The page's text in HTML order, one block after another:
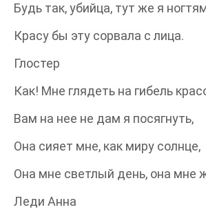
Будь так, убийца, тут же я
Красу бы эту сорвала с лица.
Глостер
Как! Мне глядеть на гибель
Вам на нее не дам я посягнуть,
Она сияет мне, как миру солнце,
Она мне светлый день, она мне
Леди Анна